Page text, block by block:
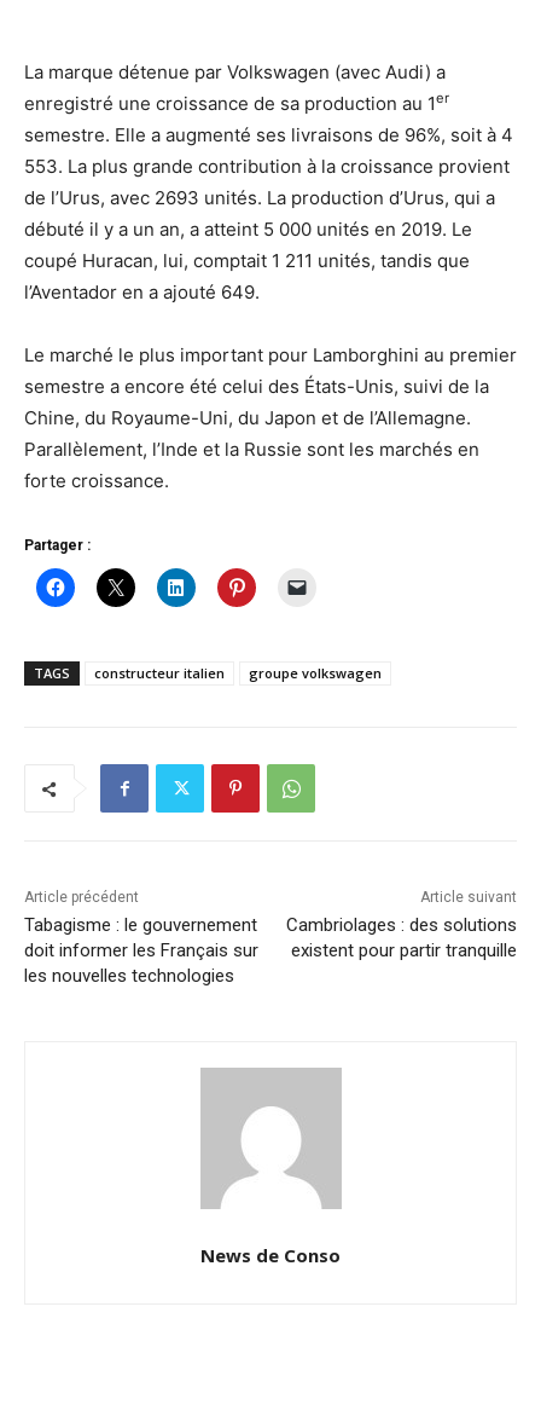
La marque détenue par Volkswagen (avec Audi) a
enregistré une croissance de sa production au 1er
semestre. Elle a augmenté ses livraisons de 96%, soit à 4
553. La plus grande contribution à la croissance provient
de l’Urus, avec 2693 unités. La production d’Urus, qui a
débuté il y a un an, a atteint 5 000 unités en 2019. Le
coupé Huracan, lui, comptait 1 211 unités, tandis que
l’Aventador en a ajouté 649.
Le marché le plus important pour Lamborghini au premier
semestre a encore été celui des États-Unis, suivi de la
Chine, du Royaume-Uni, du Japon et de l’Allemagne.
Parallèlement, l’Inde et la Russie sont les marchés en
forte croissance.
Partager :
TAGS constructeur italien groupe volkswagen
Article précédent
Tabagisme : le gouvernement
doit informer les Français sur
les nouvelles technologies
Article suivant
Cambriolages : des solutions
existent pour partir tranquille
News de Conso